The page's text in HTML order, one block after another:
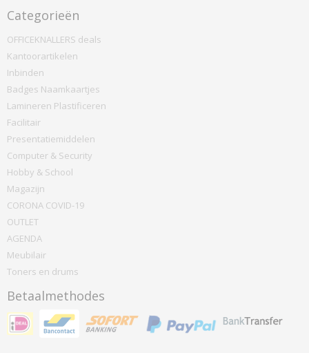
Categorieën
OFFICEKNALLERS deals
Kantoorartikelen
Inbinden
Badges Naamkaartjes
Lamineren Plastificeren
Facilitair
Presentatiemiddelen
Computer & Security
Hobby & School
Magazijn
CORONA COVID-19
OUTLET
AGENDA
Meubilair
Toners en drums
Betaalmethodes